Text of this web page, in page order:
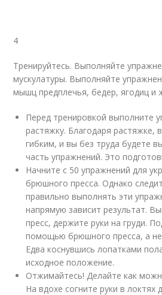
4
Тренируйтесь. Выполняйте
мускулатуры. Выполняйте
мышц предплечья, бедер, ягодиц и
Перед тренировкой выполните
растяжку. Благодаря растяжке,
гибким, и вы без труда будете
часть упражнений. Это
Начните с 50 упражнений для
брюшного пресса. Однако
правильно выполнять эти
напрямую зависит результат.
пресс, держите руки на груди.
помощью брюшного пресса, а
Едва коснувшись лопатками
исходное положение.
Отжимайтесь! Делайте как
На вдохе согните руки в локтях